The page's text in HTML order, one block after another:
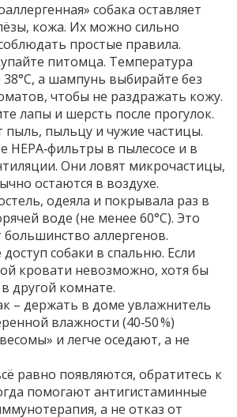
собака оставляет
кожа. Их можно сильно
простые правила.
питомца. Температура
а шампунь выбирайте без
чтобы не раздражать кожу.
лапы и шерсть после прогулок.
пыль, пыльцу и чужие частицы.
HEPA‑фильтры в пылесосе и в
Они ловят микрочастицы,
остаются в воздухе.
одеяла и покрывала раз в
воде (не менее 60°C). Это
аллергенов.
собаки в спальню. Если
кровати невозможно, хотя бы
другой комнате.
– держать в доме увлажнитель
влажности (40‑50 %)
и легче оседают, а не
равно появляются, обратитесь к
помогают антигистаминные
а не отказ от